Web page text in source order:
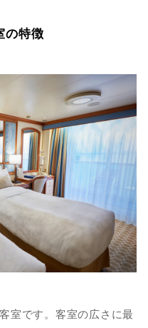
の特徴
室です。客室の広さに最